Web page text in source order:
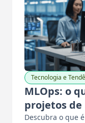
Tecnologia e
MLOps: o
projetos
Descubra o que